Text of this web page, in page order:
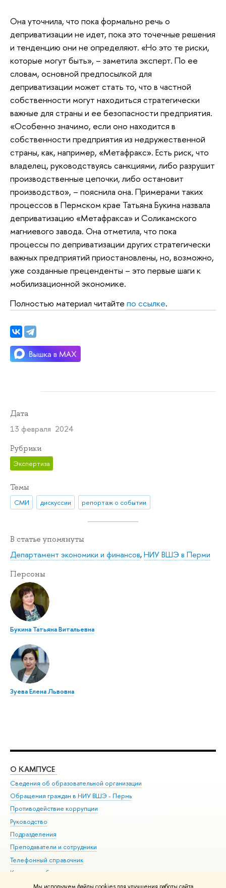
Она уточнила, что пока формально речь о
деприватизации не идет, пока это точечные решения
и тенденцию они не определяют. «Но это те риски,
которые могут быть», – заметила эксперт. По ее
словам, основной предпосылкой для
деприватизации может стать то, что в частной
собственности могут находиться стратегически
важные для страны и ее безопасности предприятия.
«Особенно значимо, если оно находится в
собственности предприятия из недружественной
страны, как, например, «Метафракс». Есть риск, что
владелец, руководствуясь санкциями, либо разрушит
производственные цепочки, либо остановит
производство», – пояснила она. Примерами таких
процессов в Пермском крае Татьяна Букина назвала
деприватизацию «Метафракса» и Соликамского
магниевого завода. Она отметила, что пока
процессы по деприватизации других стратегически
важных предприятий приостановлены, но, возможно,
уже созданные преценденты – это первые шаги к
мобилизационной экономике.
Полностью материал читайте по ссылке.
Дата
13 февраля 2024
Рубрики
Экспертиза
Темы
СМИ дискуссии репортаж о событии
В статье упомянуты
Департамент экономики и финансов,НИУ ВШЭ в Перми
Персоны
Букина Татьяна Витальевна
Зуева Елена Львовна
О КАМПУСЕ
Сведения об образовательной организации
Обращения граждан в НИУ ВШЭ - Пермь
Противодействие коррупции
Руководство
Подразделения
Преподаватели и сотрудники
Телефонный справочник
Корпуса и общежития
ВШЭ для студентов с ограниченными возможностями